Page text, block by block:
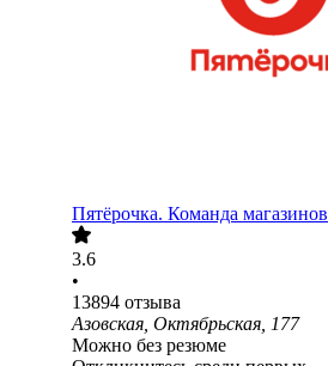
Пятёрочка. Команда магазинов
3.6
•
13894 отзыва
Азовская, Октябрьская, 177
Можно без резюме